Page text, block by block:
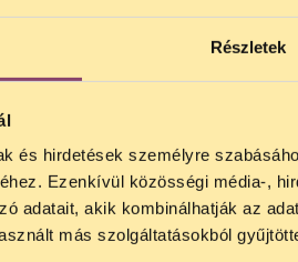
Részletek
és hirdetések személyre
Ezenkívül közösségi média-,
adatait, akik kombinálhatják az
más szolgáltatásokból
végezhessék a munkájukat,
értesüljünk a fontos közös
TOVÁBB OLVASOM
MIT
JOGSEGÉLY
Tájékoztatjuk, hogy
között szünetel
. Az első
15 óra között lesz